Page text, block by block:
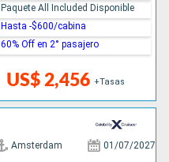
US$ 2,456 +Tasas
Paquete All Included Disponible
Hasta -$600/cabina
60% Off en 2° pasajero
Amsterdam 01/07/2027